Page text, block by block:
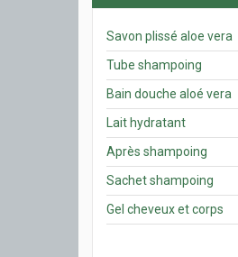
Savon plissé aloe vera
Tube shampoing
Bain douche aloé vera
Lait hydratant
Après shampoing
Sachet shampoing
Gel cheveux et corps